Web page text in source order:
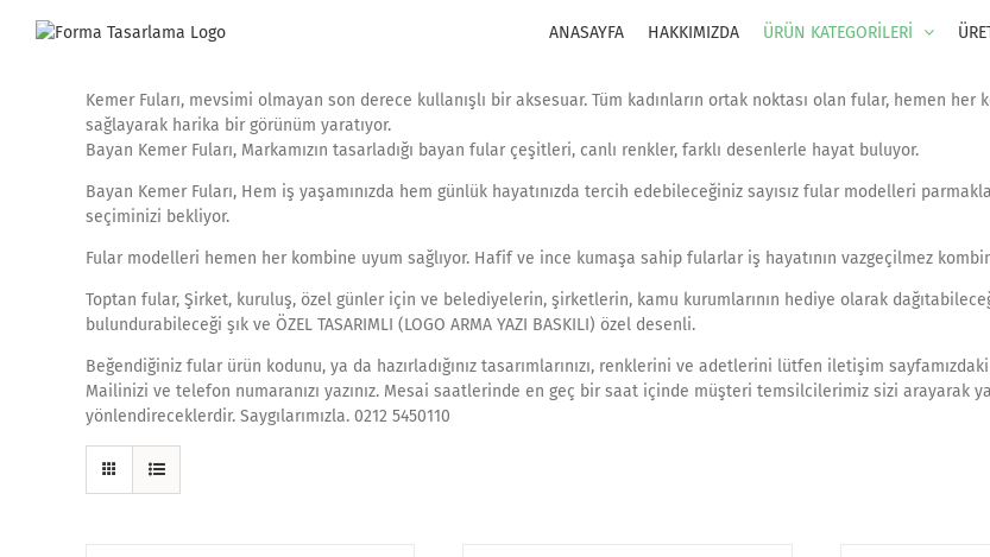
ANASAYFA HAKKIMIZDA ÜRÜN KATEGORİLERİ
Kemer Fuları, mevsimi olmayan son derece kullanışlı bir aksesuar. Tüm kadınların ortak noktası olan fular, hemen her
sağlayarak harika bir görünüm yaratıyor.
Bayan Kemer Fuları, Markamızın tasarladığı bayan fular çeşitleri, canlı renkler, farklı desenlerle hayat buluyor.
Bayan Kemer Fuları, Hem iş yaşamınızda hem günlük hayatınızda tercih edebileceğiniz sayısız fular modelleri
seçiminizi bekliyor.
Fular modelleri hemen her kombine uyum sağlıyor. Hafif ve ince kumaşa sahip fularlar iş hayatının vazgeçilmez
Toptan fular, Şirket, kuruluş, özel günler için ve belediyelerin, şirketlerin, kamu kurumlarının hediye olarak
bulundurabileceği şık ve ÖZEL TASARIMLI (LOGO ARMA YAZI BASKILI) özel desenli.
Beğendiğiniz fular ürün kodunu, ya da hazırladığınız tasarımlarınızı, renklerini ve adetlerini lütfen iletişim
Mailinizi ve telefon numaranızı yazınız. Mesai saatlerinde en geç bir saat içinde müşteri temsilcilerimiz sizi arayarak
yönlendireceklerdir. Saygılarımızla. 0212 5450110